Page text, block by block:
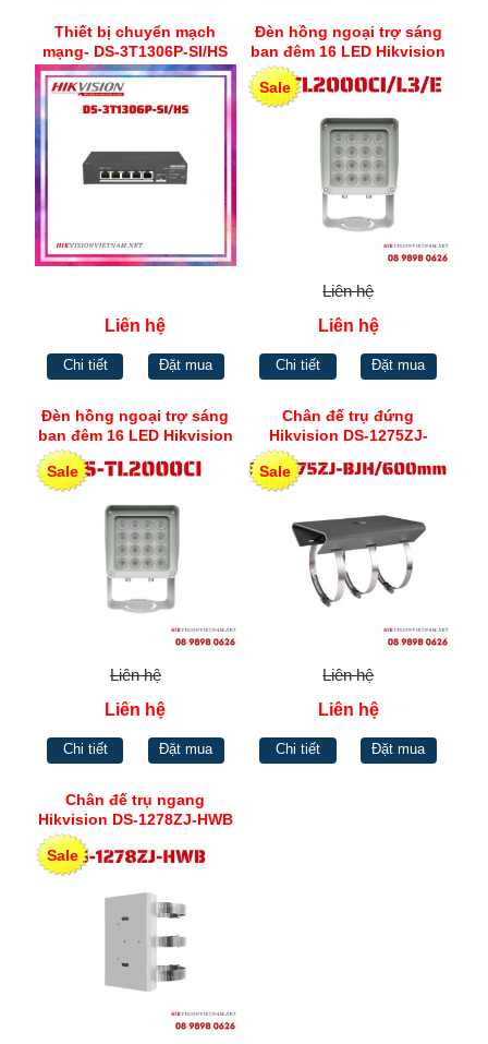
Thiết bị chuyển mạch
mạng- DS-3T1306P-SI/HS
Liên hệ
Chi tiết Đặt mua
Đèn hồng ngoại trợ sáng
ban đêm 16 LED Hikvision
DS-TL2000CI/L3/E
Sale
Liên hệ
Liên hệ
Chi tiết Đặt mua
Đèn hồng ngoại trợ sáng
ban đêm 16 LED Hikvision
Sale
Liên hệ
Liên hệ
Chi tiết Đặt mua
Chân đế trụ đứng
Hikvision DS-1275ZJ-
Sale
Liên hệ
Liên hệ
Chi tiết Đặt mua
Chân đế trụ ngang
Hikvision DS-1278ZJ-HWB
Sale